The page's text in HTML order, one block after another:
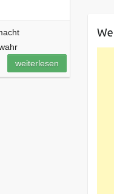
weiterlesen